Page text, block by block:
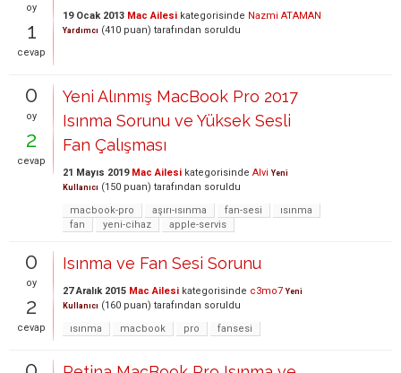
oy
1
cevap
19 Ocak 2013 Mac Ailesi kategorisinde Nazmi ATAMAN
Yardımcı (410 puan) tarafından soruldu
0
oy
2
cevap
Yeni Alınmış MacBook Pro 2017
Isınma Sorunu ve Yüksek Sesli
Fan Çalışması
21 Mayıs 2019 Mac Ailesi kategorisinde Alvi Yeni
Kullanıcı (150 puan) tarafından soruldu
macbook-pro
aşırı-ısınma fan-sesi
ısınma
fan
yeni-cihaz apple-servis
0
oy
2
cevap
Isınma ve Fan Sesi Sorunu
27 Aralık 2015 Mac Ailesi kategorisinde c3mo7 Yeni
Kullanıcı (160 puan) tarafından soruldu
ısınma
macbook pro fansesi